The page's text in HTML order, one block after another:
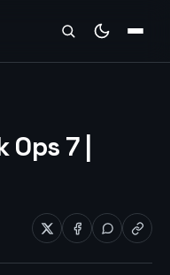
7 |